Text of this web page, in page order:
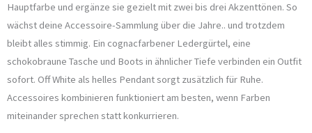
Hauptfarbe und ergänze sie gezielt mit zwei bis drei Akzenttönen. So
wächst deine Accessoire-Sammlung über die Jahre.. und trotzdem
bleibt alles stimmig. Ein cognacfarbener Ledergürtel, eine
schokobraune Tasche und Boots in ähnlicher Tiefe verbinden ein Outfit
sofort. Off White als helles Pendant sorgt zusätzlich für Ruhe.
Accessoires kombinieren funktioniert am besten, wenn Farben
miteinander sprechen statt konkurrieren.